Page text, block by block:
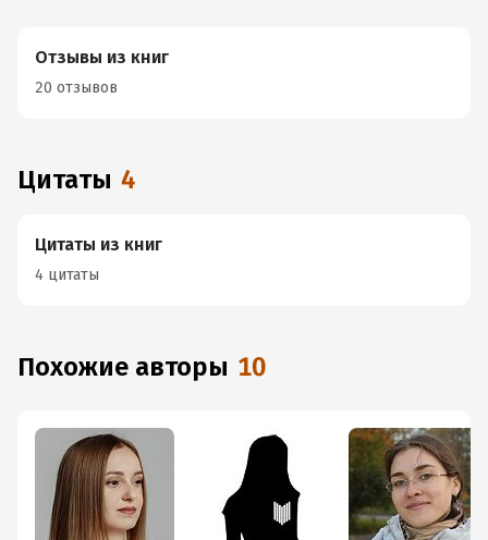
Отзывы из книг
20 отзывов
Цитаты 4
Цитаты из книг
4 цитаты
Похожие авторы 10